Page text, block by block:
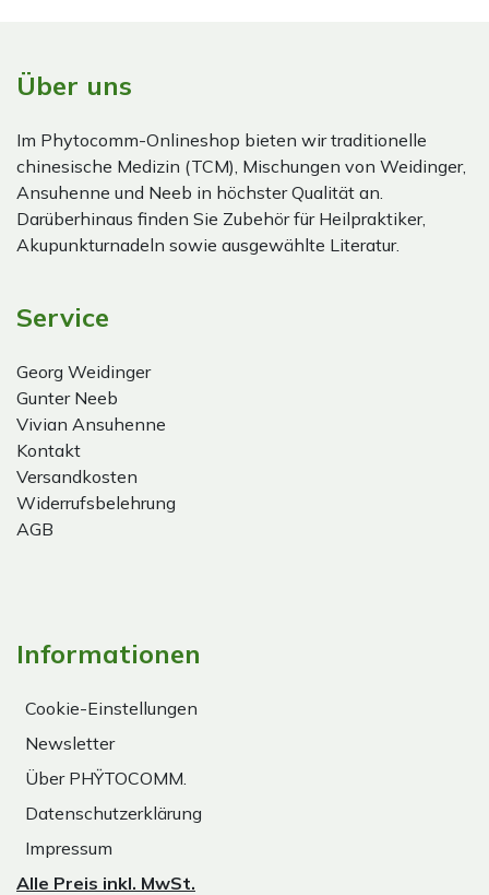
Über uns
Im Phytocomm-Onlineshop bieten wir traditionelle
chinesische Medizin (TCM), Mischungen von Weidinger,
Ansuhenne und Neeb in höchster Qualität an.
Darüberhinaus finden Sie Zubehör für Heilpraktiker,
Akupunkturnadeln sowie ausgewählte Literatur.
Service
Georg Weidinger
Gunter Neeb
Vivian Ansuhenne
Kontakt
Versandkosten
Widerrufsbelehrung
AGB
Informationen
Cookie-Einstellungen
Newsletter
Über PHŸTOCOMM.
Datenschutzerklärung
Impressum
Alle Preis inkl. MwSt.